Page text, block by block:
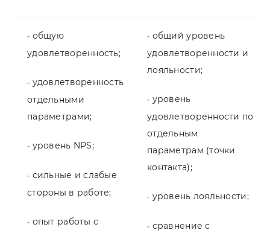
- общую
удовлетворенность;
- удовлетворенность
отдельными
параметрами;
- уровень NPS;
- сильные и слабые
стороны в работе;
- опыт работы с
- общий уровень
удовлетворенности и
лояльности;
- уровень
удовлетворенности по
отдельным
параметрам (точки
контакта);
- уровень лояльности;
- сравнение с